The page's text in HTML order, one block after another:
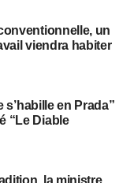
un
viendra habiter
s’habille en Prada”
“Le Diable